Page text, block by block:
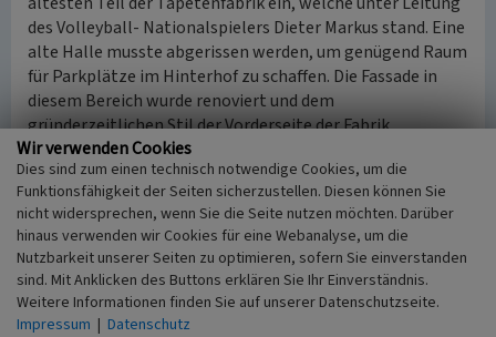
des Volleyball- Nationalspielers Dieter Markus stand. Eine
alte Halle musste abgerissen werden, um genügend Raum
für Parkplätze im Hinterhof zu schaffen. Die Fassade in
diesem Bereich wurde renoviert und dem
gründerzeitlichen Stil der Vorderseite der Fabrik
angepasst. Der Besitzer der Tapetenfabrik stellt einen
Raum, der für Veranstaltungen, Auktionen oder
Ausstellungen gemietet werden kann, zur Verfügung. Die
Bonner Oper hatte 1992 in der Tapetenfabrik eine neue
Spielstätte gesehen.
nach oben
Heutige Nutzung
Wir verwenden Cookies
Dies sind zum einen technisch notwendige Cookies, um die
Funktionsfähigkeit der Seiten sicherzustellen. Diesen können Sie
nicht widersprechen, wenn Sie die Seite nutzen möchten. Darüber
hinaus verwenden wir Cookies für eine Webanalyse, um die
Nutzbarkeit unserer Seiten zu optimieren, sofern Sie einverstanden
sind. Mit Anklicken des Buttons erklären Sie Ihr Einverständnis.
Weitere Informationen finden Sie auf unserer Datenschutzseite.
Impressum | Datenschutz